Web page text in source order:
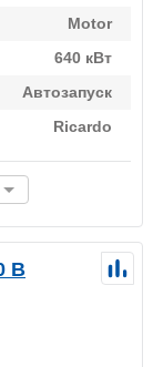
Motor
640 кВт
Автозапуск
Ricardo
B